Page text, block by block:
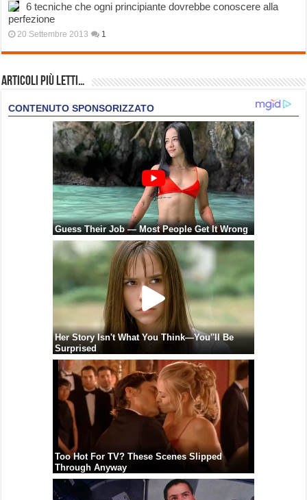
6 tecniche che ogni principiante dovrebbe conoscere alla
perfezione
20 Settembre 2013 1
Articoli più Letti…